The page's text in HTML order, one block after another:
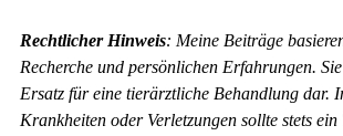
Rechtlicher Hinweis: Meine Beiträge
Recherche und persönlichen Erfahrungen.
Ersatz für eine tierärztliche Behandlung dar.
Krankheiten oder Verletzungen sollte stets